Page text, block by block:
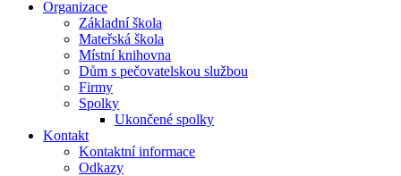
Organizace
Základní škola
Mateřská škola
Místní knihovna
Dům s pečovatelskou službou
Firmy
Spolky
Ukončené spolky
Kontakt
Kontaktní informace
Odkazy